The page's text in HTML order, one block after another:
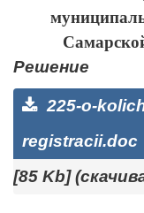
Решение
225-o-
registracii.doc
[85 Kb]